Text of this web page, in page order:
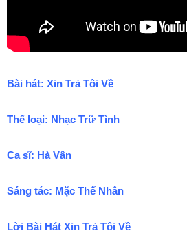
Bài hát: Xin Trả Tôi Về
Thể loại: Nhạc Trữ Tình
Ca sĩ: Hà Vân
Sáng tác: Mặc Thế Nhân
Lời Bài Hát Xin Trả Tôi Về